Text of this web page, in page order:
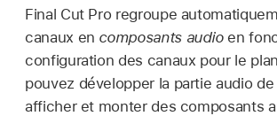
Final Cut Pro regroupe
canaux en composants audioen
configuration des canaux pour le
pouvez développer la partie audio
afficher et monter des composants